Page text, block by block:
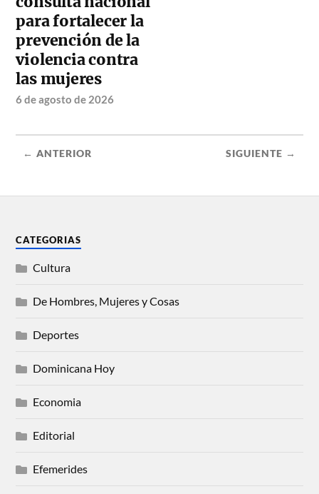
para fortalecer la
prevención de la
violencia contra
las mujeres
6 de agosto de 2026
← ANTERIOR SIGUIENTE →
CATEGORIAS
Cultura
De Hombres, Mujeres y Cosas
Deportes
Dominicana Hoy
Economia
Editorial
Efemerides